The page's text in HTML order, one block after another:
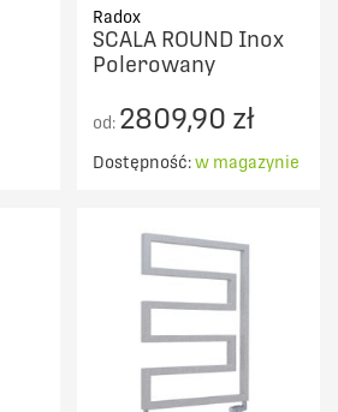
Radox
SCALA ROUND Inox
Polerowany
od: 2809,90 zł
Dostępność:w magazynie